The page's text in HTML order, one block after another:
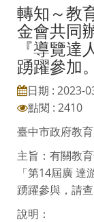
轉知～教
金會共同
『導覽
踴躍參加。
日期 : 2023-
點閱 : 2410
臺中市政府教
主旨：有關教
「第14屆廣
踴躍參與，請查
說明：